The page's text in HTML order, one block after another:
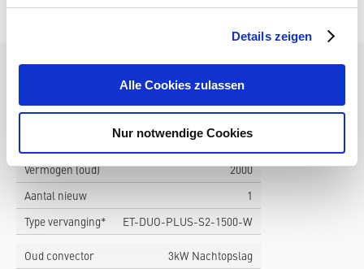
Details zeigen
Alle Cookies zulassen
Nur notwendige Cookies
KEUZEHULP VOOR UITWISSELING VAN OUDE
ACCUMULATIEVERWARMING
Vermogen (oud) 2000
Aantal nieuw 1
Type vervanging* ET-DUO-PLUS-S2-1500-W
Oud convector 3kW Nachtopslag